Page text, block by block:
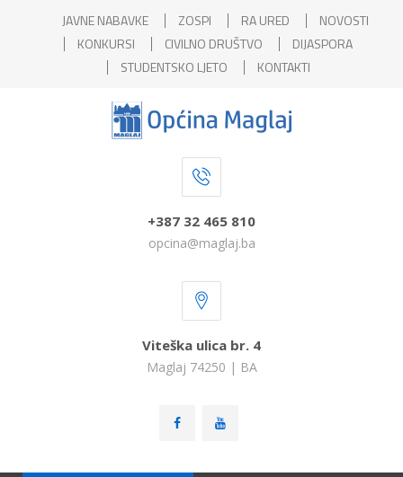
JAVNE NABAVKE ZOSPI RA URED
NOVOSTI
KONKURSI
CIVILNO DRUŠTVO
DIJASPORA
STUDENTSKO LJETO
KONTAKTI
+387 32 465 810
opcina@maglaj.ba
Viteška ulica br. 4
Maglaj 74250 | BA